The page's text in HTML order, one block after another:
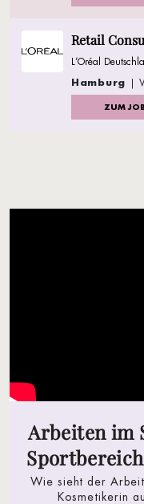
Retail
L’Oréal
Hamburg |
ZUM
Arbeiten im
der Mein
Wie sieht der
Kosmetikerin